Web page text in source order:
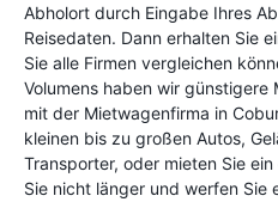
Abholort durch Eingabe Ihres
Reisedaten. Dann erhalten Sie
Sie alle Firmen vergleichen
Volumens haben wir
mit der Mietwagenfirma in
kleinen bis zu großen Autos,
Transporter, oder mieten Sie
Sie nicht länger und werfen Sie